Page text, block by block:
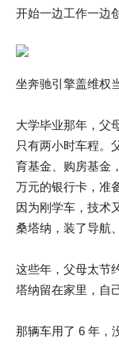
开始一边工作一边
坐奔驰引擎盖维权
大学毕业那年，父
只有两小时车程。
育基金、购房基金
万元的银行卡，准
因为刚学车，技术
桑塔纳，装了导航
这些年，父母太节
塔纳留在家里，自
那辆车用了 6 年，